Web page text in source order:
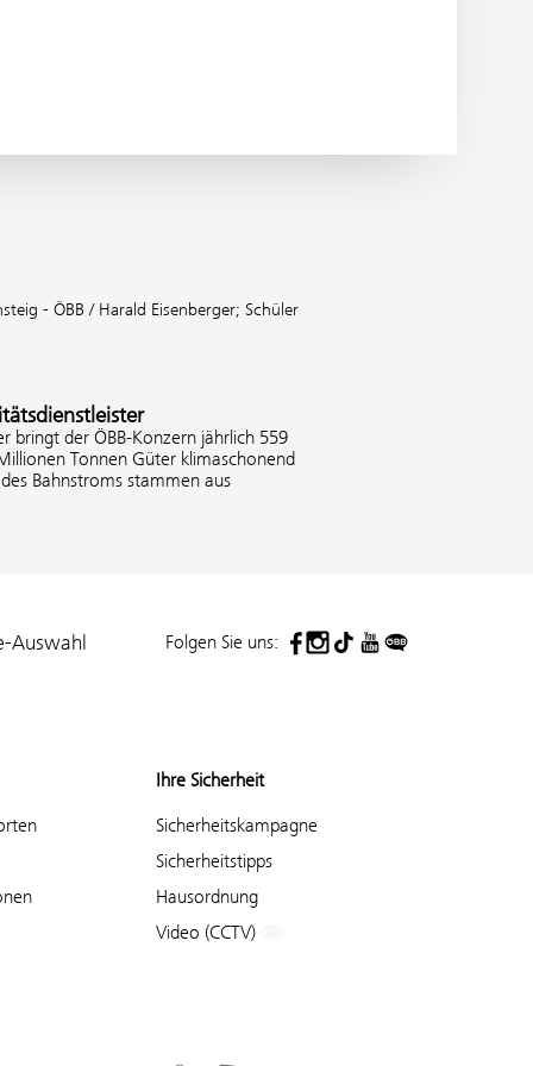
- ÖBB / Harald Eisenberger; Schüler
bringt der ÖBB-Konzern jährlich 559
Tonnen Güter klimaschonend
Bahnstroms stammen aus
Auswahl Folgen Sie uns:
Ihre Sicherheit
Sicherheitskampagne
Sicherheitstipps
Hausordnung
Video (CCTV)